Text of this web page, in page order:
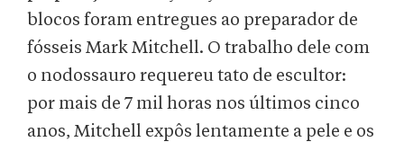
blocos foram entregues ao preparador de
fósseis Mark Mitchell. O trabalho dele com
o nodossauro requereu tato de escultor:
por mais de 7 mil horas nos últimos cinco
anos, Mitchell expôs lentamente a pele e os